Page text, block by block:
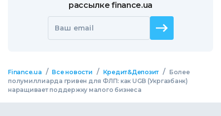
рассылке finance.ua
Ваш email
Finance.ua / Все новости / Кредит&Депозит /
Более
полумиллиарда гривен для ФЛП: как UGB (Укргазбанк)
наращивает поддержку малого бизнеса